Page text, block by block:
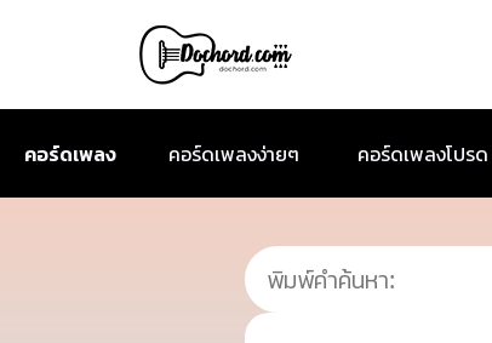
คอร์ดเพลง คอร์ดเพลงง่ายๆ คอร์ดเพลงโปรด